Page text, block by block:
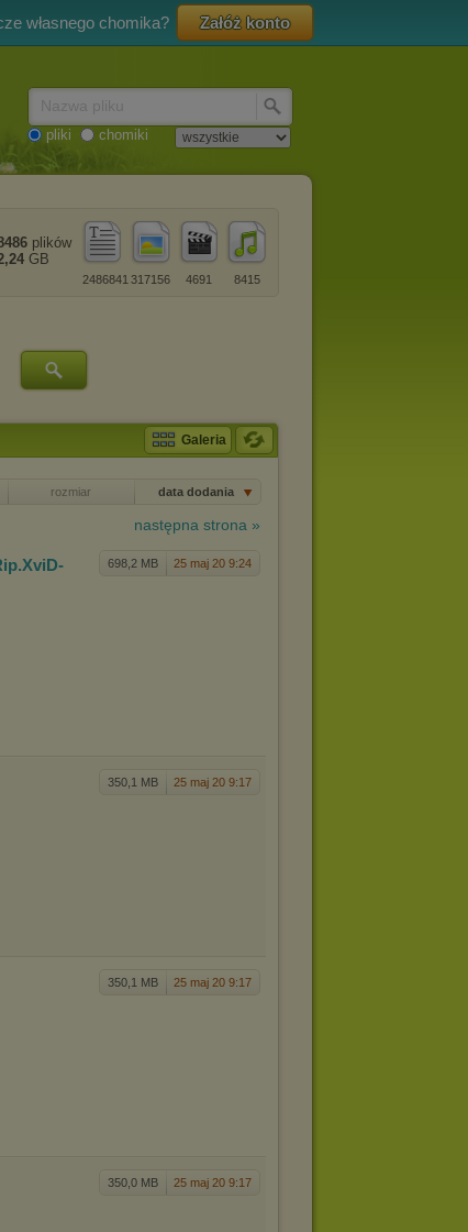
własnego chomika? Załóż konto
pliki chomiki
8415
4691
317156
2486841
plików
GB
Galeria
rozmiar data dodania
następna strona »
698,2 MB 25 maj 20 9:24
viD-
350,1 MB 25 maj 20 9:17
350,1 MB 25 maj 20 9:17
350,0 MB 25 maj 20 9:17